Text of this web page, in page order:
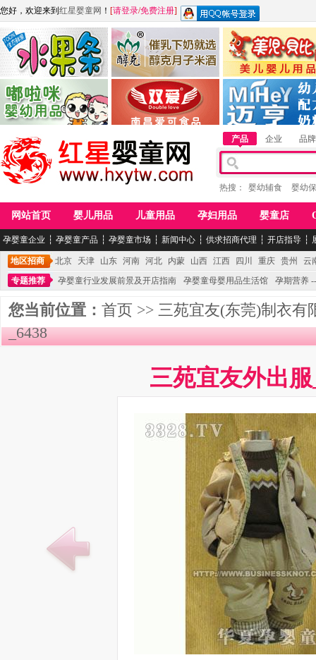
您好，欢迎来到 红星婴童网 ！ [请登录/免费注册]
江西麦嘟嘟食品有限公司
青岛嘟啦咪婴幼儿用品公司
江西醇之客月子米酒 惠州市美儿婴儿用品
湖南迈亨母婴用品有限
产品 企业 品牌
热搜： 婴幼辅食 婴幼
网站首页 婴儿用品 儿童用品 孕妇用品 婴童店
孕婴童企业 ┆ 孕婴童产品 ┆ 孕婴童市场 ┆ 新闻中心 ┆ 供求招商代理 ┆ 开店指导 ┆
地区招商 北京 天津 山东 河南 河北 内蒙 山西 江西 四川 重庆 贵州
云
专题推荐
孕婴童行业发展前景及开店指南 孕婴童母婴用品生活馆 孕期营养
您当前位置： 首页 >> 三苑宜友(东莞)制衣有
_6438
三苑宜友外出服